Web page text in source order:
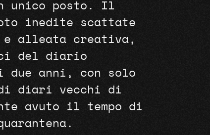
unico posto. Il
inedite scattate
e alleata creativa,
del diario
due anni, con solo
diari vecchi di
avuto il tempo di